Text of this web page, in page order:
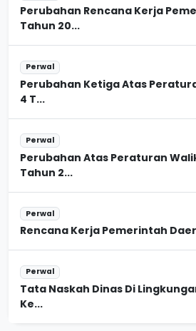
Perubahan Rencana Kerja
Tahun 20...
Perwal
Perubahan Ketiga Atas
4 T...
Perwal
Perubahan Atas Peraturan
Tahun 2...
Perwal
Rencana Kerja Pemerintah
Perwal
Tata Naskah Dinas Di
Ke...